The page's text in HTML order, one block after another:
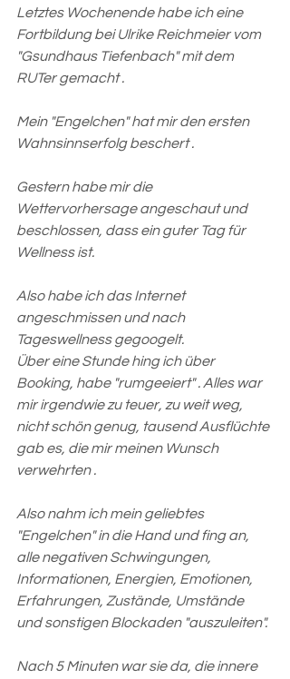
Letztes Wochenende habe ich eine
Fortbildung bei Ulrike Reichmeier vom
"Gsundhaus Tiefenbach" mit dem
RUTer gemacht .
Mein "Engelchen" hat mir den ersten
Wahnsinnserfolg beschert .
Gestern habe mir die
Wettervorhersage angeschaut und
beschlossen, dass ein guter Tag für
Wellness ist.
Also habe ich das Internet
angeschmissen und nach
Tageswellness gegoogelt.
Über eine Stunde hing ich über
Booking, habe "rumgeeiert" . Alles war
mir irgendwie zu teuer, zu weit weg,
nicht schön genug, tausend Ausflüchte
gab es, die mir meinen Wunsch
verwehrten .
Also nahm ich mein geliebtes
"Engelchen" in die Hand und fing an,
alle negativen Schwingungen,
Informationen, Energien, Emotionen,
Erfahrungen, Zustände, Umstände
und sonstigen Blockaden "auszuleiten".
Nach 5 Minuten war sie da, die innere